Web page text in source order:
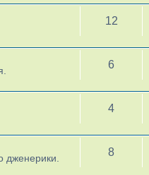
12
6
4
8